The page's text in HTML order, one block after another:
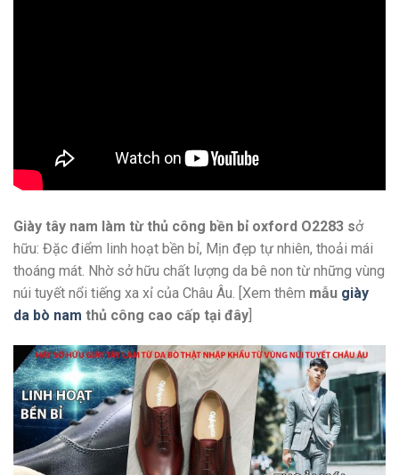
Giày tây nam làm từ thủ công bền bỉ oxford O2283 sở
hữu: Đặc điểm linh hoạt bền bỉ, Mịn đẹp tự nhiên, thoải mái
thoáng mát. Nhờ sở hữu chất lượng da bê non từ những vùng
núi tuyết nổi tiếng xa xỉ của Châu Âu. [Xem thêm mẫu giày
da bò nam thủ công cao cấp tại đây